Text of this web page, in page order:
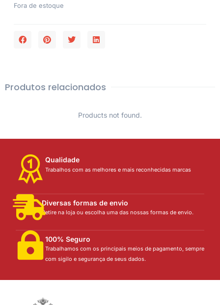
Fora de estoque
Produtos relacionados
Products not found.
Qualidade
Trabalhos com as melhores e mais reconhecidas marcas
Diversas formas de envio
Retire na loja ou escolha uma das nossas formas de envio.
100% Seguro
Trabalhamos com os principais meios de pagamento, sempre
com sigilo e segurança de seus dados.